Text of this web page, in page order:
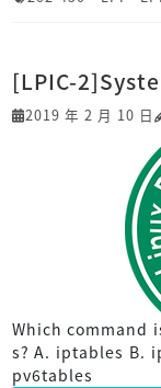
[LPIC-
2019 年 2 月 10 日
Which command
s? A. iptables B.
pv6tables